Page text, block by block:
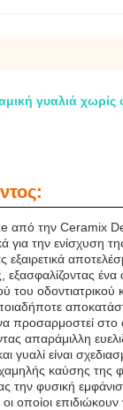
γυαλιά
την Ceramix
για την ενίσχυση
εξαιρετικά
οδοντιατρικού
προσαρμοστεί
απαράμιλλη
γυαλί είναι
καύσης της
την φυσική
οποίοι